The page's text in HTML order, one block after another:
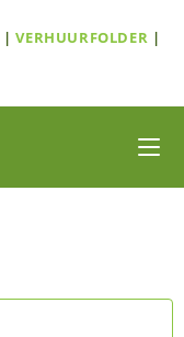
|VERHUURFOLDER |